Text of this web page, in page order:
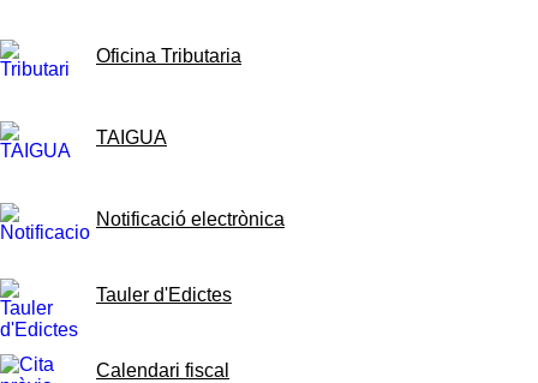
Oficina Tributaria
TAIGUA
Notificació electrònica
Tauler d'Edictes
Calendari fiscal